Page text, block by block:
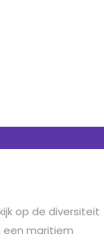
op de diversiteit
een maritiem